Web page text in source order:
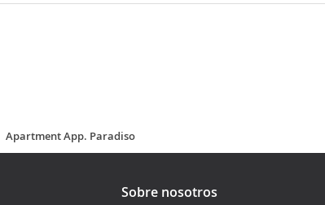
Apartment App. Paradiso
Sobre nosotros